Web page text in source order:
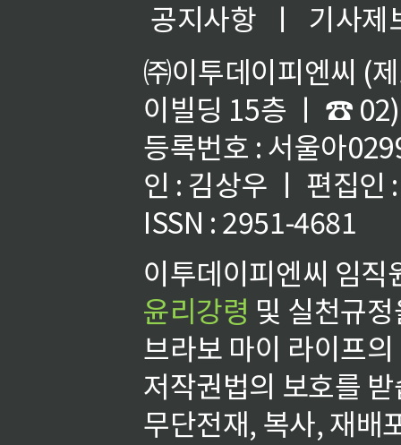
공지사항 ㅣ
기사제
㈜이투데이피엔씨 (
이빌딩 15층 ㅣ ☎
등록번호 : 서울아
인 : 김상우 ㅣ 편집인
ISSN : 2951-4681
이투데이피엔씨 임
윤리강령 및 실천규
브라보 마이 라이프
저작권법의 보호를
무단전재, 복사, 재배